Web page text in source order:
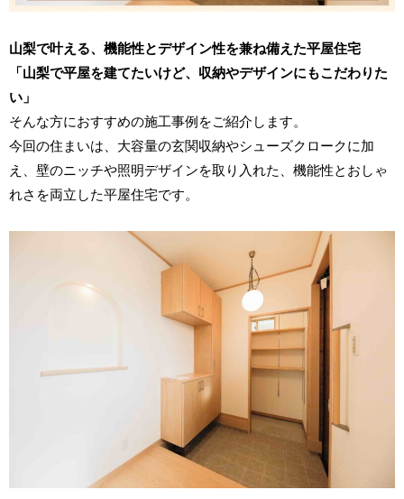
山梨で叶える、機能性とデザイン性を兼ね備えた平屋住宅
「山梨で平屋を建てたいけど、収納やデザインにもこだわりた
い」
そんな方におすすめの施工事例をご紹介します。
今回の住まいは、大容量の玄関収納やシューズクロークに加
え、壁のニッチや照明デザインを取り入れた、機能性とおしゃ
れさを両立した平屋住宅です。